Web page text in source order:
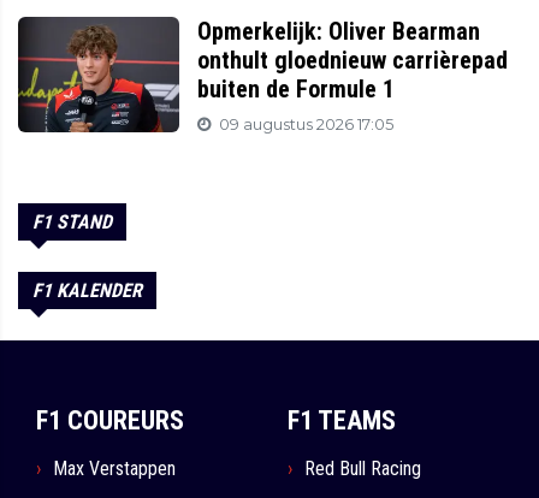
Opmerkelijk: Oliver Bearman
onthult gloednieuw carrièrepad
buiten de Formule 1
09 augustus 2026 17:05
F1 STAND
F1 KALENDER
F1 COUREURS
Max Verstappen
F1 TEAMS
Red Bull Racing